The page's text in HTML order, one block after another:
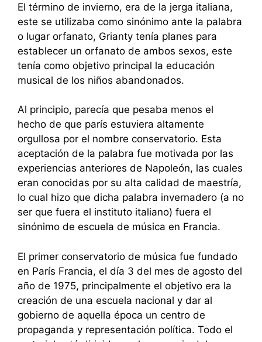
El término de invierno, era de la jerga italiana,
este se utilizaba como sinónimo ante la palabra
o lugar orfanato, Grianty tenía planes para
establecer un orfanato de ambos sexos, este
tenía como objetivo principal la educación
musical de los niños abandonados.
Al principio, parecía que pesaba menos el
hecho de que parís estuviera altamente
orgullosa por el nombre conservatorio. Esta
aceptación de la palabra fue motivada por las
experiencias anteriores de Napoleón, las cuales
eran conocidas por su alta calidad de maestría,
lo cual hizo que dicha palabra invernadero (a no
ser que fuera el instituto italiano) fuera el
sinónimo de escuela de música en Francia.
El primer conservatorio de música fue fundado
en París Francia, el día 3 del mes de agosto del
año de 1975, principalmente el objetivo era la
creación de una escuela nacional y dar al
gobierno de aquella época un centro de
propaganda y representación política. Todo el